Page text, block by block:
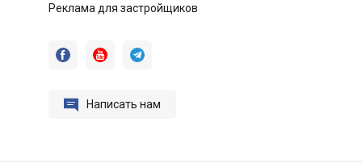
Реклама для застройщиков
  
 Написать нам